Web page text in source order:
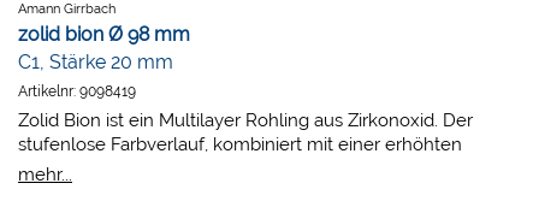
Amann Girrbach
zolid bion Ø 98 mm
C1, Stärke 20 mm
Artikelnr: 9098419
Zolid Bion ist ein Multilayer Rohling aus Zirkonoxid. Der
stufenlose Farbverlauf, kombiniert mit einer erhöhten
Transluzenz im Schneidebereich, schafft Natürlichkeit ohne
mehr...